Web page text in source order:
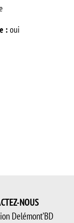
: oui
NOUS
Delémont’BD